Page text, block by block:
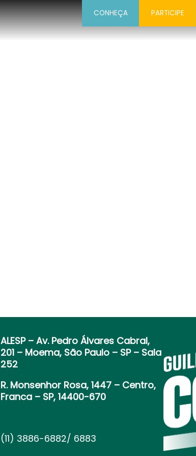
CONHEÇA PARTICIPE
ALESP – Av. Pedro Álvares Cabral,
201 – Moema, São Paulo – SP – Sala
252
R. Monsenhor Rosa, 1447 – Centro,
Franca – SP, 14400-670
(11) 3886-6882/ 6883